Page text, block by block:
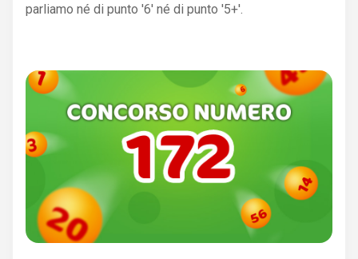
parliamo né di punto '6' né di punto '5+'.